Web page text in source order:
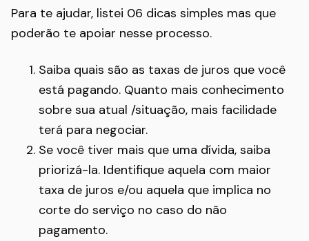
Para te ajudar, listei 06 dicas simples mas que
poderão te apoiar nesse processo.
Saiba quais são as taxas de juros que você
está pagando. Quanto mais conhecimento
sobre sua atual /situação, mais facilidade
terá para negociar.
Se você tiver mais que uma dívida, saiba
priorizá-la. Identifique aquela com maior
taxa de juros e/ou aquela que implica no
corte do serviço no caso do não
pagamento.